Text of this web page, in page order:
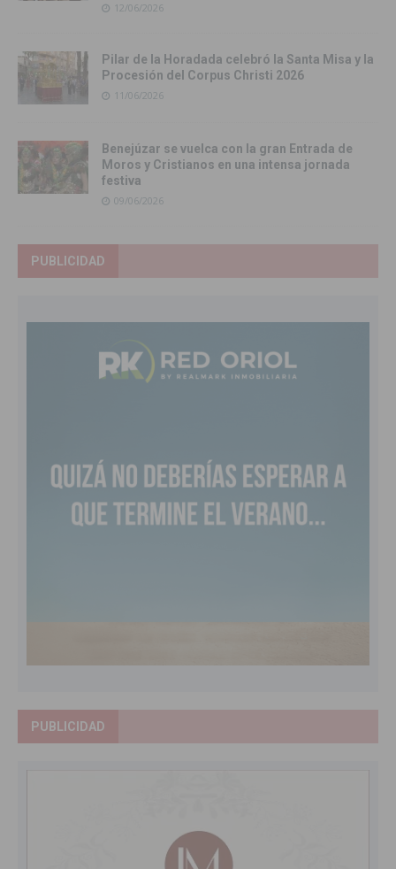
12/06/2026
Pilar de la Horadada celebró la Santa Misa y la
Procesión del Corpus Christi 2026
11/06/2026
Benejúzar se vuelca con la gran Entrada de
Moros y Cristianos en una intensa jornada
festiva
09/06/2026
PUBLICIDAD
PUBLICIDAD